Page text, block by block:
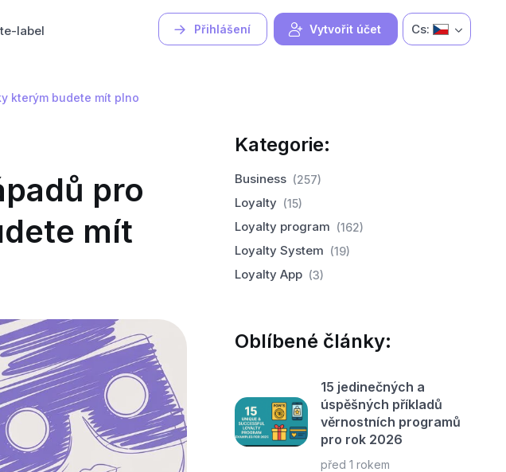
Přihlášení Vytvořit účet
label Cs:
kterým budete mít plno
pro
mít
Kategorie:
Business (257)
Loyalty (15)
Loyalty program (162)
Loyalty System (19)
Loyalty App (3)
Oblíbené články:
15 jedinečných a
úspěšných příkladů
věrnostních programů
pro rok 2026
před 1 rokem